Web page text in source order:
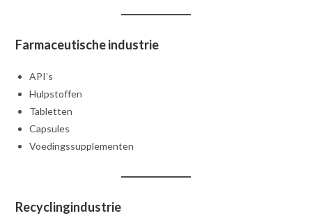
Farmaceutische industrie
API’s
Hulpstoffen
Tabletten
Capsules
Voedingssupplementen
Recyclingindustrie